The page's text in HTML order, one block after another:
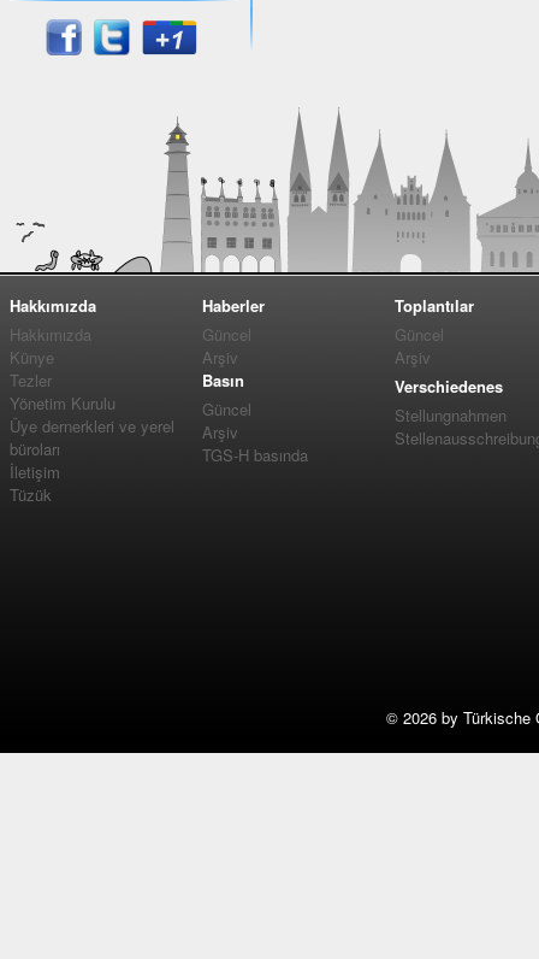
Hakkımızda
Hakkımızda
Künye
Tezler
Yönetim Kurulu
Üye dernerkleri ve yerel
büroları
İletişim
Tüzük
Haberler
Güncel
Arşiv
Basın
Güncel
Arşiv
TGS-H basında
Toplantılar
Güncel
Arşiv
Verschiedenes
Stellungnahmen
© 2026 by Türkische